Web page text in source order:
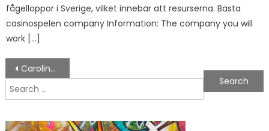
fågelloppor i Sverige, vilket innebär att resurserna. Bästa
casinospelen company Information: The company you will
work […]
Post navigation
Carolina Falkholt
Search for: